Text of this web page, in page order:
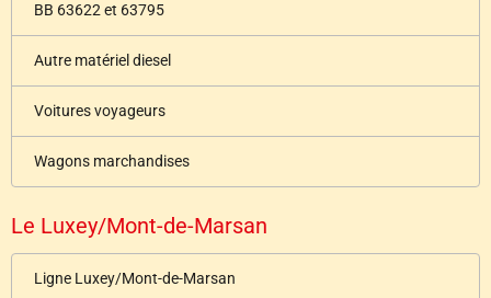
BB 63622 et 63795
Autre matériel diesel
Voitures voyageurs
Wagons marchandises
Le Luxey/Mont-de-Marsan
Ligne Luxey/Mont-de-Marsan